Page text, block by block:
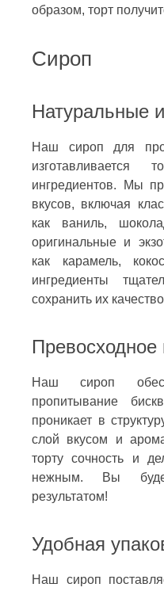
образом, торт
Сироп
Натуральные
Наш сироп для
изготавливается
ингредиентов. Мы
вкусов, включая
как ваниль,
оригинальные и
как карамель,
ингредиенты
сохранить их
Наш сироп
пропитывание
проникает в
слой вкусом и
торту сочность и
нежным. Вы
результатом!
Удобная
Наш сироп